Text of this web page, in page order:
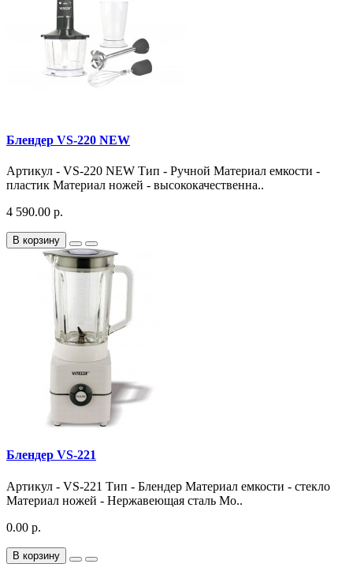
Блендер VS-220 NEW
Артикул - VS-220 NEW Тип - Ручной Материал емкости -
пластик Материал ножей - высококачественна..
4 590.00 р.
В корзину
Блендер VS-221
Артикул - VS-221 Тип - Блендер Материал емкости - стекло
Материал ножей - Нержавеющая сталь Мо..
0.00 р.
В корзину